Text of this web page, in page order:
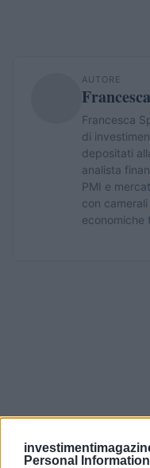
Personal Information
AUTORE
Francesca
di
depositati
analista
PMI e
con
economiche